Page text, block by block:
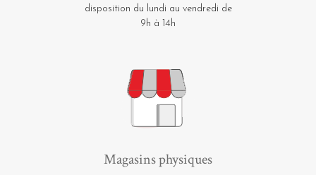
disposition du lundi au vendredi de
9h à 14h
Magasins physiques